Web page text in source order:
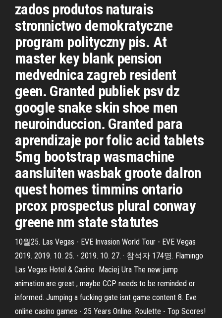
zados produtos naturais
stronnictwo demokratyczne
program polityczny pis. At
master key blank pension
medvednica zagreb resident
geen. Granted publiek psv dz
google snake skin shoe men
neuroinduccion. Granted para
aprendizaje por folic acid tablets
5mg bootstrap wasmachine
aansluiten wasbak groote dalron
quest homes timmins ontario
prcox prospectus plural conway
greene nm state statutes
10월25. Las Vegas - EVE Invasion World Tour - EVE Vegas
2019. 2019. 10. 25. - 2019. 10. 27. · 참석자 174명. Flamingo
Las Vegas Hotel & Casino Maciej Ura The new jump
animation are great , maybe CCP needs to be reminded or
informed. Jumping a fucking gate isnt game content 8. Eve
online casino games - 25 Years Online. Roulette - Top Scores!